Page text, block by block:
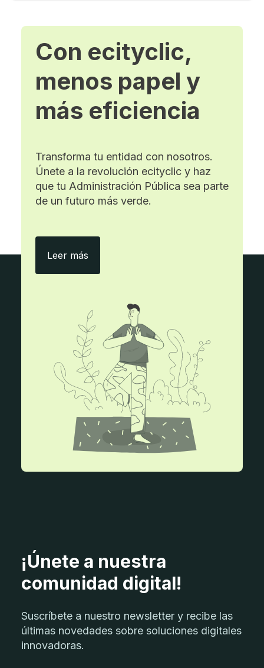
Con ecityclic,
menos papel y
más eficiencia
Transforma tu entidad con nosotros.
Únete a la revolución ecityclic y haz
que tu Administración Pública sea parte
de un futuro más verde.
Leer más Con ecityclic, menos papel y más
¡Únete a nuestra
comunidad digital!
Suscríbete a nuestro newsletter y recibe las
últimas novedades sobre soluciones digitales
innovadoras.